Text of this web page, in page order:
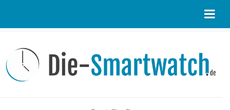
Kontakt / Tipp geben
Impressum